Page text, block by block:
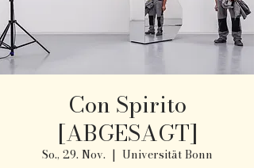
Con Spirito
[ABGESAGT]
So., 29. Nov.
  |
Universität Bonn